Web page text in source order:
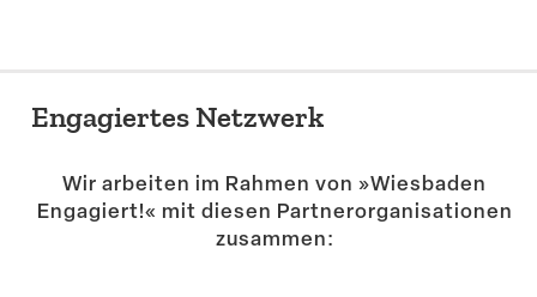
Engagiertes Netzwerk
Wir arbeiten im Rahmen von »Wiesbaden
Engagiert!« mit diesen Partner­or­ga­ni­sa­tionen
zusammen: